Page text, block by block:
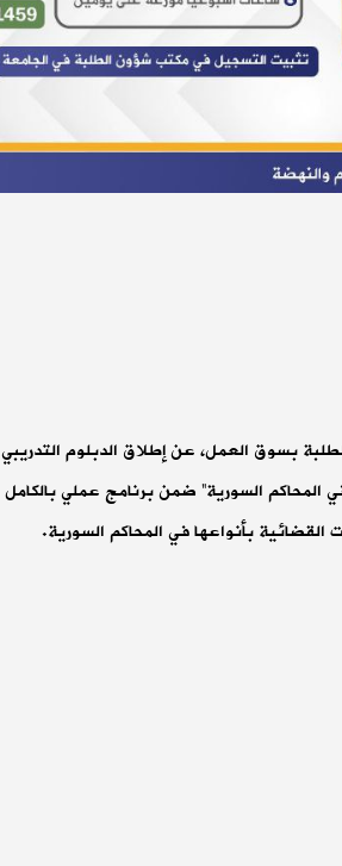
بسوق العمل، عن إطلاق الدبلوم التدريبي
المحاكم السورية” ضمن برنامج عملي بالكامل
القضائية بأنواعها في المحاكم السورية.